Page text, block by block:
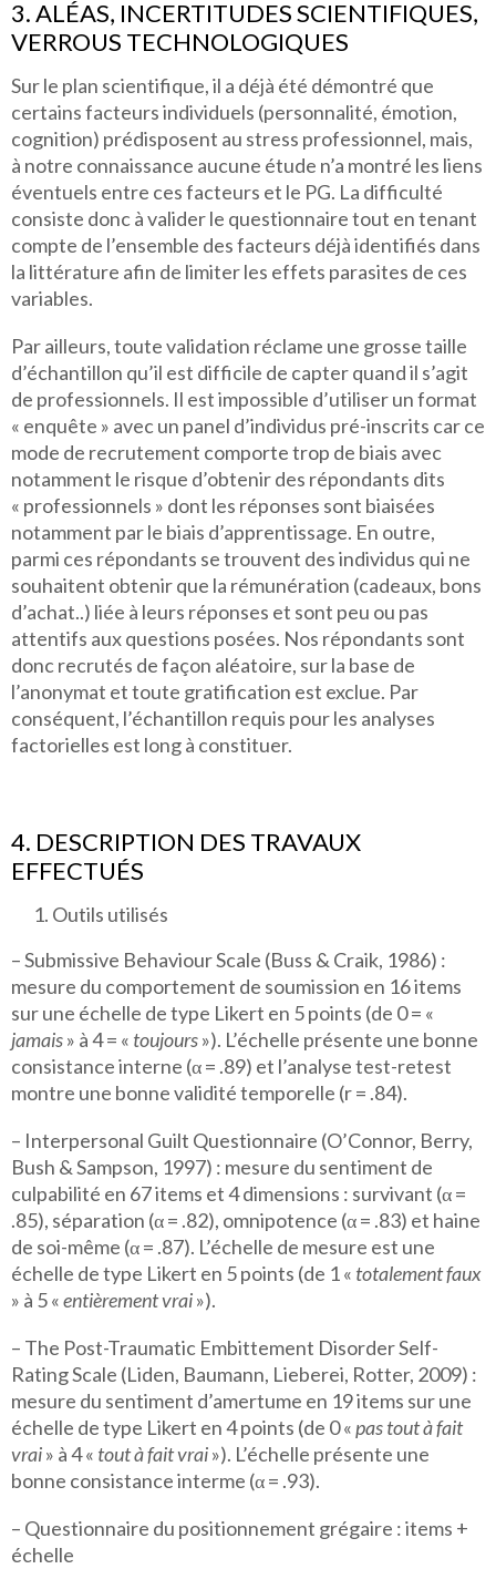
3. ALÉAS, INCERTITUDES SCIENTIFIQUES,
VERROUS TECHNOLOGIQUES
Sur le plan scientifique, il a déjà été démontré que
certains facteurs individuels (personnalité, émotion,
cognition) prédisposent au stress professionnel, mais,
à notre connaissance aucune étude n’a montré les liens
éventuels entre ces facteurs et le PG. La difficulté
consiste donc à valider le questionnaire tout en tenant
compte de l’ensemble des facteurs déjà identifiés dans
la littérature afin de limiter les effets parasites de ces
variables.
Par ailleurs, toute validation réclame une grosse taille
d’échantillon qu’il est difficile de capter quand il s’agit
de professionnels. Il est impossible d’utiliser un format
« enquête » avec un panel d’individus pré-inscrits car ce
mode de recrutement comporte trop de biais avec
notamment le risque d’obtenir des répondants dits
« professionnels » dont les réponses sont biaisées
notamment par le biais d’apprentissage. En outre,
parmi ces répondants se trouvent des individus qui ne
souhaitent obtenir que la rémunération (cadeaux, bons
d’achat..) liée à leurs réponses et sont peu ou pas
attentifs aux questions posées. Nos répondants sont
donc recrutés de façon aléatoire, sur la base de
l’anonymat et toute gratification est exclue. Par
conséquent, l’échantillon requis pour les analyses
factorielles est long à constituer.
4. DESCRIPTION DES TRAVAUX
EFFECTUÉS
Outils utilisés
– Submissive Behaviour Scale (Buss & Craik, 1986) :
mesure du comportement de soumission en 16 items
sur une échelle de type Likert en 5 points (de 0 = «
jamais» à 4 = « toujours»). L’échelle présente une bonne
consistance interne (α = .89) et l’analyse test-retest
montre une bonne validité temporelle (r = .84).
– Interpersonal Guilt Questionnaire (O’Connor, Berry,
Bush & Sampson, 1997) : mesure du sentiment de
culpabilité en 67 items et 4 dimensions : survivant (α =
.85), séparation (α = .82), omnipotence (α = .83) et haine
de soi-même (α = .87). L’échelle de mesure est une
échelle de type Likert en 5 points (de 1 « totalement faux
» à 5 «entièrement vrai»).
– The Post-Traumatic Embittement Disorder Self-
Rating Scale (Liden, Baumann, Lieberei, Rotter, 2009) :
mesure du sentiment d’amertume en 19 items sur une
échelle de type Likert en 4 points (de 0 «pas tout à fait
vrai» à 4 « tout à fait vrai»). L’échelle présente une
bonne consistance interme (α = .93).
– Questionnaire du positionnement grégaire : items +
échelle